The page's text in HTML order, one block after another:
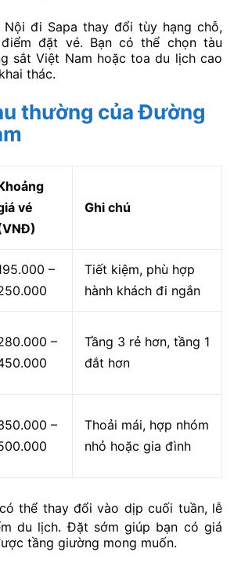
đi Sapa thay đổi tùy hạng chỗ,
đặt vé. Bạn có thể chọn tàu
sắt Việt Nam hoặc toa du lịch cao
thác.
thường của Đường
vé
Ghi chú
–
Tiết kiệm, phù hợp
hành khách đi ngắn
–
Tầng 3 rẻ hơn, tầng 1
đắt hơn
–
Thoải mái, hợp nhóm
nhỏ hoặc gia đình
thể thay đổi vào dịp cuối tuần, lễ
du lịch. Đặt sớm giúp bạn có giá
tầng giường mong muốn.